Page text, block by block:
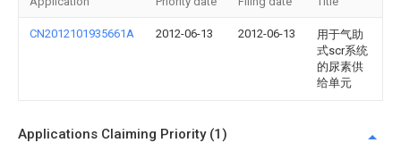
CN2012101935661A 2012-06-13 2012-06-13
用于气助
式scr系统
的尿素供
给单元
Applications Claiming Priority (1)